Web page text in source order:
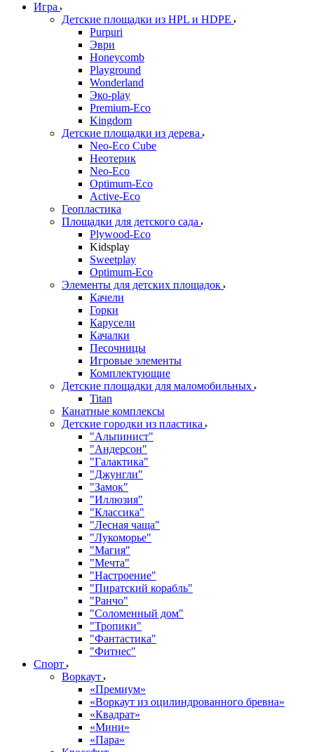
Игра
Детские площадки из HPL и HDPE
Purpuri
Эври
Honeycomb
Playground
Wonderland
Эко-play
Premium-Eco
Kingdom
Детские площадки из дерева
Neo-Eco Cube
Неотерик
Neo-Eco
Оptimum-Еco
Active-Eco
Геопластика
Площадки для детского сада
Plywood-Eco
Kidsplay
Sweetplay
Оptimum-Еco
Элементы для детских площадок
Качели
Горки
Карусели
Качалки
Песочницы
Игровые элементы
Комплектующие
Детские площадки для маломобильных
Titan
Канатные комплексы
Детские городки из пластика
"Альпинист"
"Андерсон"
"Галактика"
"Джунгли"
"Замок"
"Иллюзия"
"Классика"
"Лесная чаща"
"Лукоморье"
"Магия"
"Мечта"
"Настроение"
"Пиратский корабль"
"Ранчо"
"Соломенный дом"
"Тропики"
"Фантастика"
"Фитнес"
Спорт
Воркаут
«Премиум»
«Воркаут из оцилиндрованного бревна»
«Квадрат»
«Мини»
«Пара»